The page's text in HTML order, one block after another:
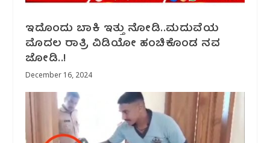
ಇದೊಂದು ಬಾಕಿ ಇತ್ತು ನೋಡಿ..ಮದುವೆಯ
ಮೊದಲ ರಾತ್ರಿ ವಿಡಿಯೋ ಹಂಚಿಕೊಂಡ ನವ
ಜೋಡಿ..!
December 16, 2024